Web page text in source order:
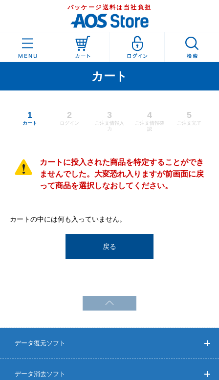
パッケージ送料は当社負担
カート
1
カート
2
ログイン
3
ご注文情報入
力
4
ご注文情報確
認
5
ご注文完了
カートに投入された商品を特定することができ
ませんでした。大変恐れ入りますが前画面に戻
って商品を選択しなおしてください。
カートの中には何も入っていません。
戻る
データ復元ソフト
データ消去ソフト